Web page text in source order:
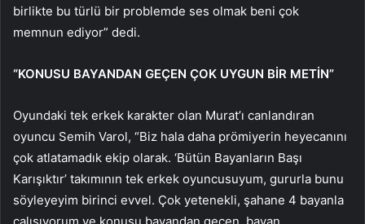
birlikte bu türlü bir problemde ses olmak beni çok
memnun ediyor” dedi.
“KONUSU BAYANDAN GEÇEN ÇOK UYGUN BİR METİN”
Oyundaki tek erkek karakter olan Murat’ı canlandıran
oyuncu Semih Varol, “Biz hala daha prömiyerin heyecanını
çok atlatamadık ekip olarak. ‘Bütün Bayanların Başı
Karışıktır’ takımının tek erkek oyuncusuyum, gururla bunu
söyleyeyim birinci evvel. Çok yetenekli, şahane 4 bayanla